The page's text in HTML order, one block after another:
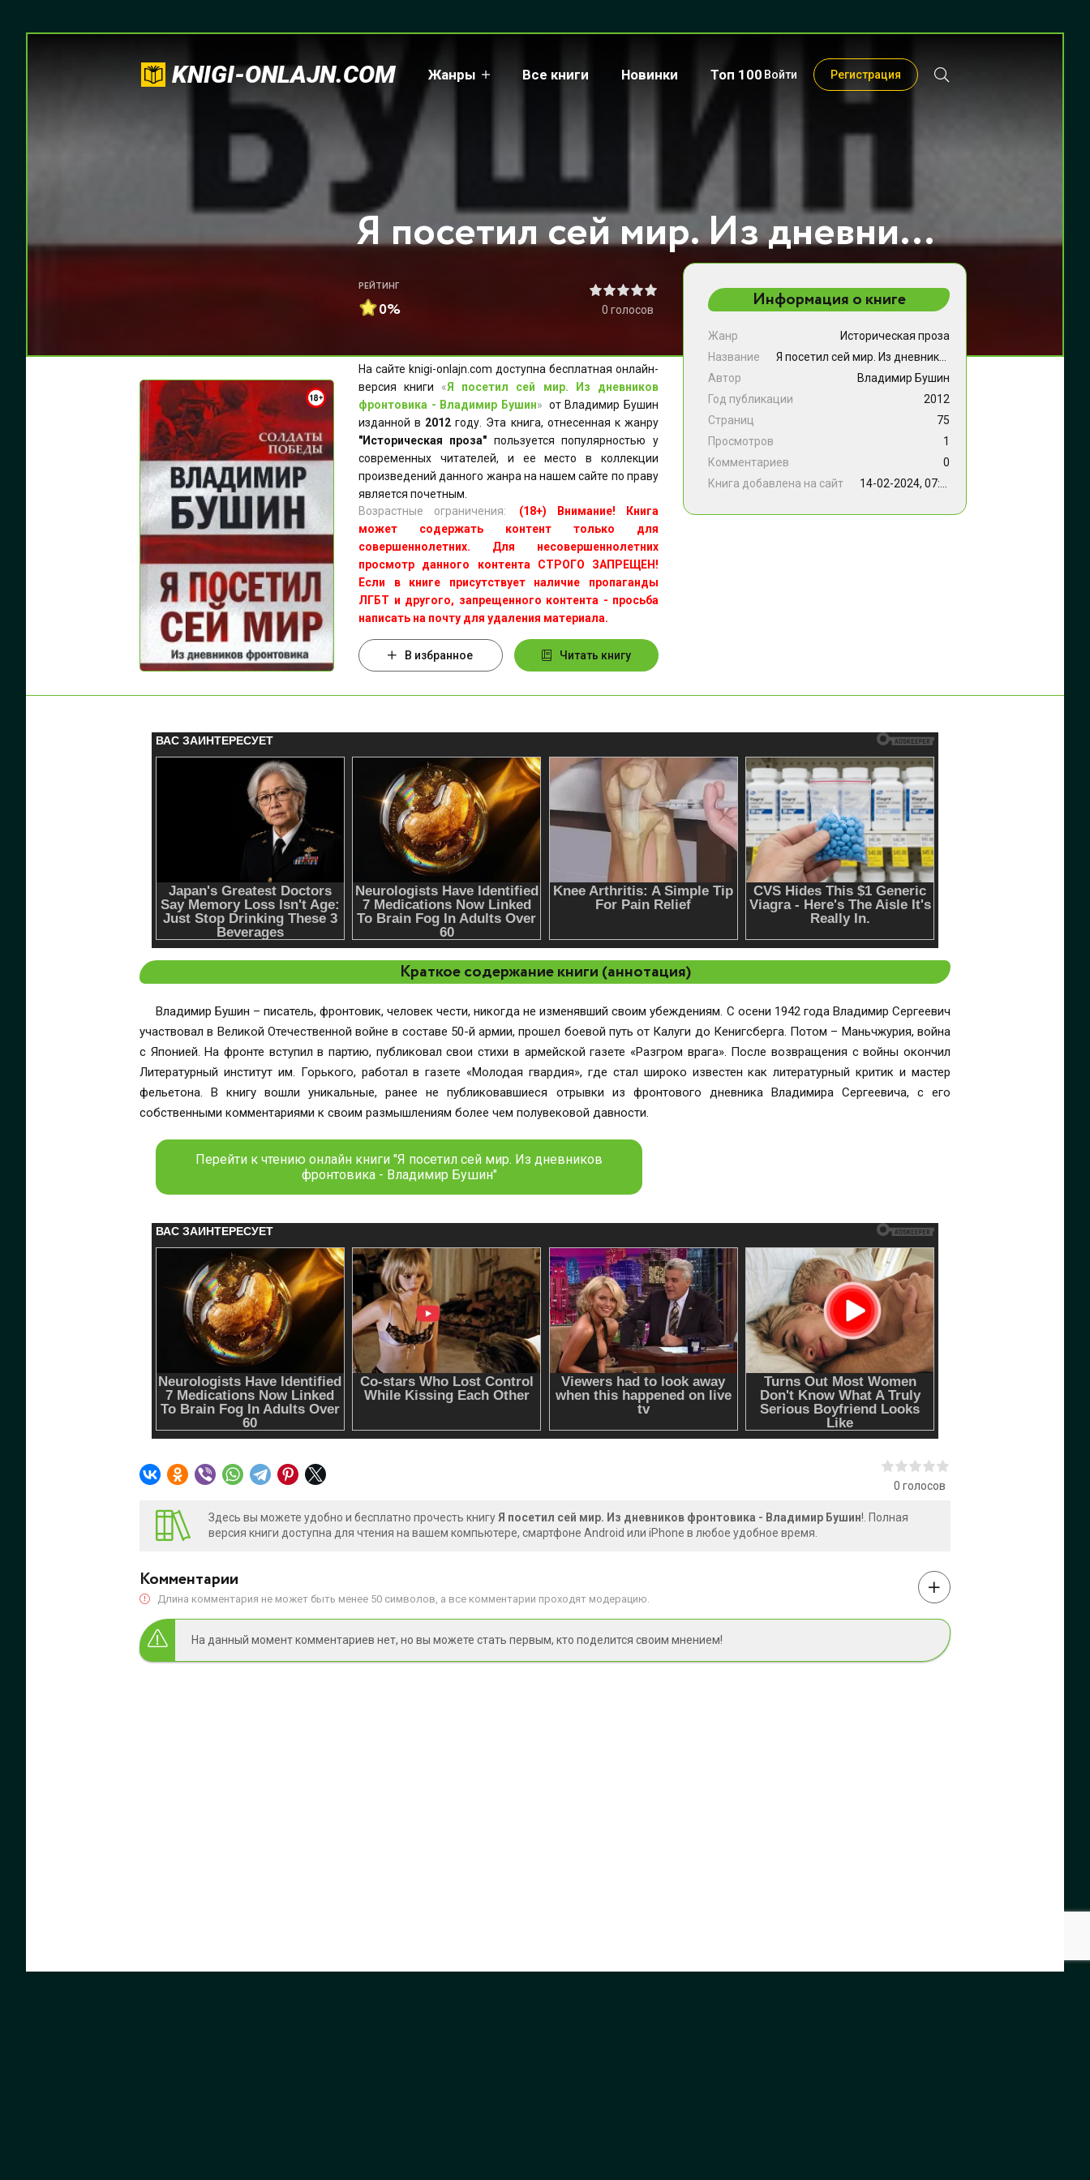
KNIGI-ONLAJN.COM Жанры Все книги Новинки Топ 100 Войти Регистрация
Я посетил сей мир. Из дневников фронтовика - Владимир Бушин
РЕЙТИНГ
0% 0 голосов
На сайте knigi-onlajn.com доступна бесплатная онлайн-
версия книги «Я посетил сей мир. Из дневников
фронтовика - Владимир Бушин» от Владимир Бушин
изданной в 2012 году. Эта книга, отнесенная к жанру
"Историческая проза" пользуется популярностью у
современных читателей, и ее место в коллекции
произведений данного жанра на нашем сайте по праву
является почетным.
Возрастные ограничения:
(18+) Внимание! Книга
может содержать контент только для
совершеннолетних. Для несовершеннолетних
просмотр данного контента СТРОГО ЗАПРЕЩЕН!
Если в книге присутствует наличие пропаганды
ЛГБТ и другого, запрещенного контента - просьба
написать на почту для удаления материала.
В избранное Читать книгу
Информация о книге
Жанр
Историческая проза
Название
Автор
Владимир Бушин
Год публикации
2012
Страниц
75
Просмотров
1
Комментариев
0
Книга добавлена на сайт
Краткое содержание книги (аннотация)
Владимир Бушин – писатель, фронтовик, человек чести, никогда не изменявший своим убеждениям. С осени 1942 года Владимир Сергеевич
участвовал в Великой Отечественной войне в составе 50-й армии, прошел боевой путь от Калуги до Кенигсберга. Потом – Маньчжурия, война
с Японией. На фронте вступил в партию, публиковал свои стихи в армейской газете «Разгром врага». После возвращения с войны окончил
Литературный институт им. Горького, работал в газете «Молодая гвардия», где стал широко известен как литературный критик и мастер
фельетона. В книгу вошли уникальные, ранее не публиковавшиеся отрывки из фронтового дневника Владимира Сергеевича, с его
собственными комментариями к своим размышлениям более чем полувековой давности.
Перейти к чтению онлайн книги "Я посетил сей мир. Из дневников
фронтовика - Владимир Бушин"
0 голосов
Здесь вы можете удобно и бесплатно прочесть книгу Я посетил сей мир. Из дневников фронтовика - Владимир Бушин!. Полная
версия книги доступна для чтения на вашем компьютере, смартфоне Android или iPhone в любое удобное время.
Комментарии
Длина комментария не может быть менее 50 символов, а все комментарии проходят модерацию.
На данный момент комментариев нет, но вы можете стать первым, кто поделится своим мнением!